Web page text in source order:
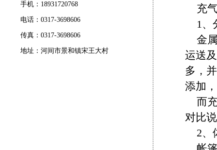
手机：18931720768
电话：0317-3698606
传真：0317-3698606
地址：河间市景和镇宋王大村
充
1、
金
运送
多，
添加
而
对比
2、